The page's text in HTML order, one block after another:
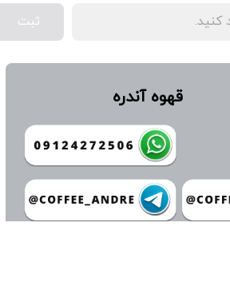
ثبت
قهوه آندره